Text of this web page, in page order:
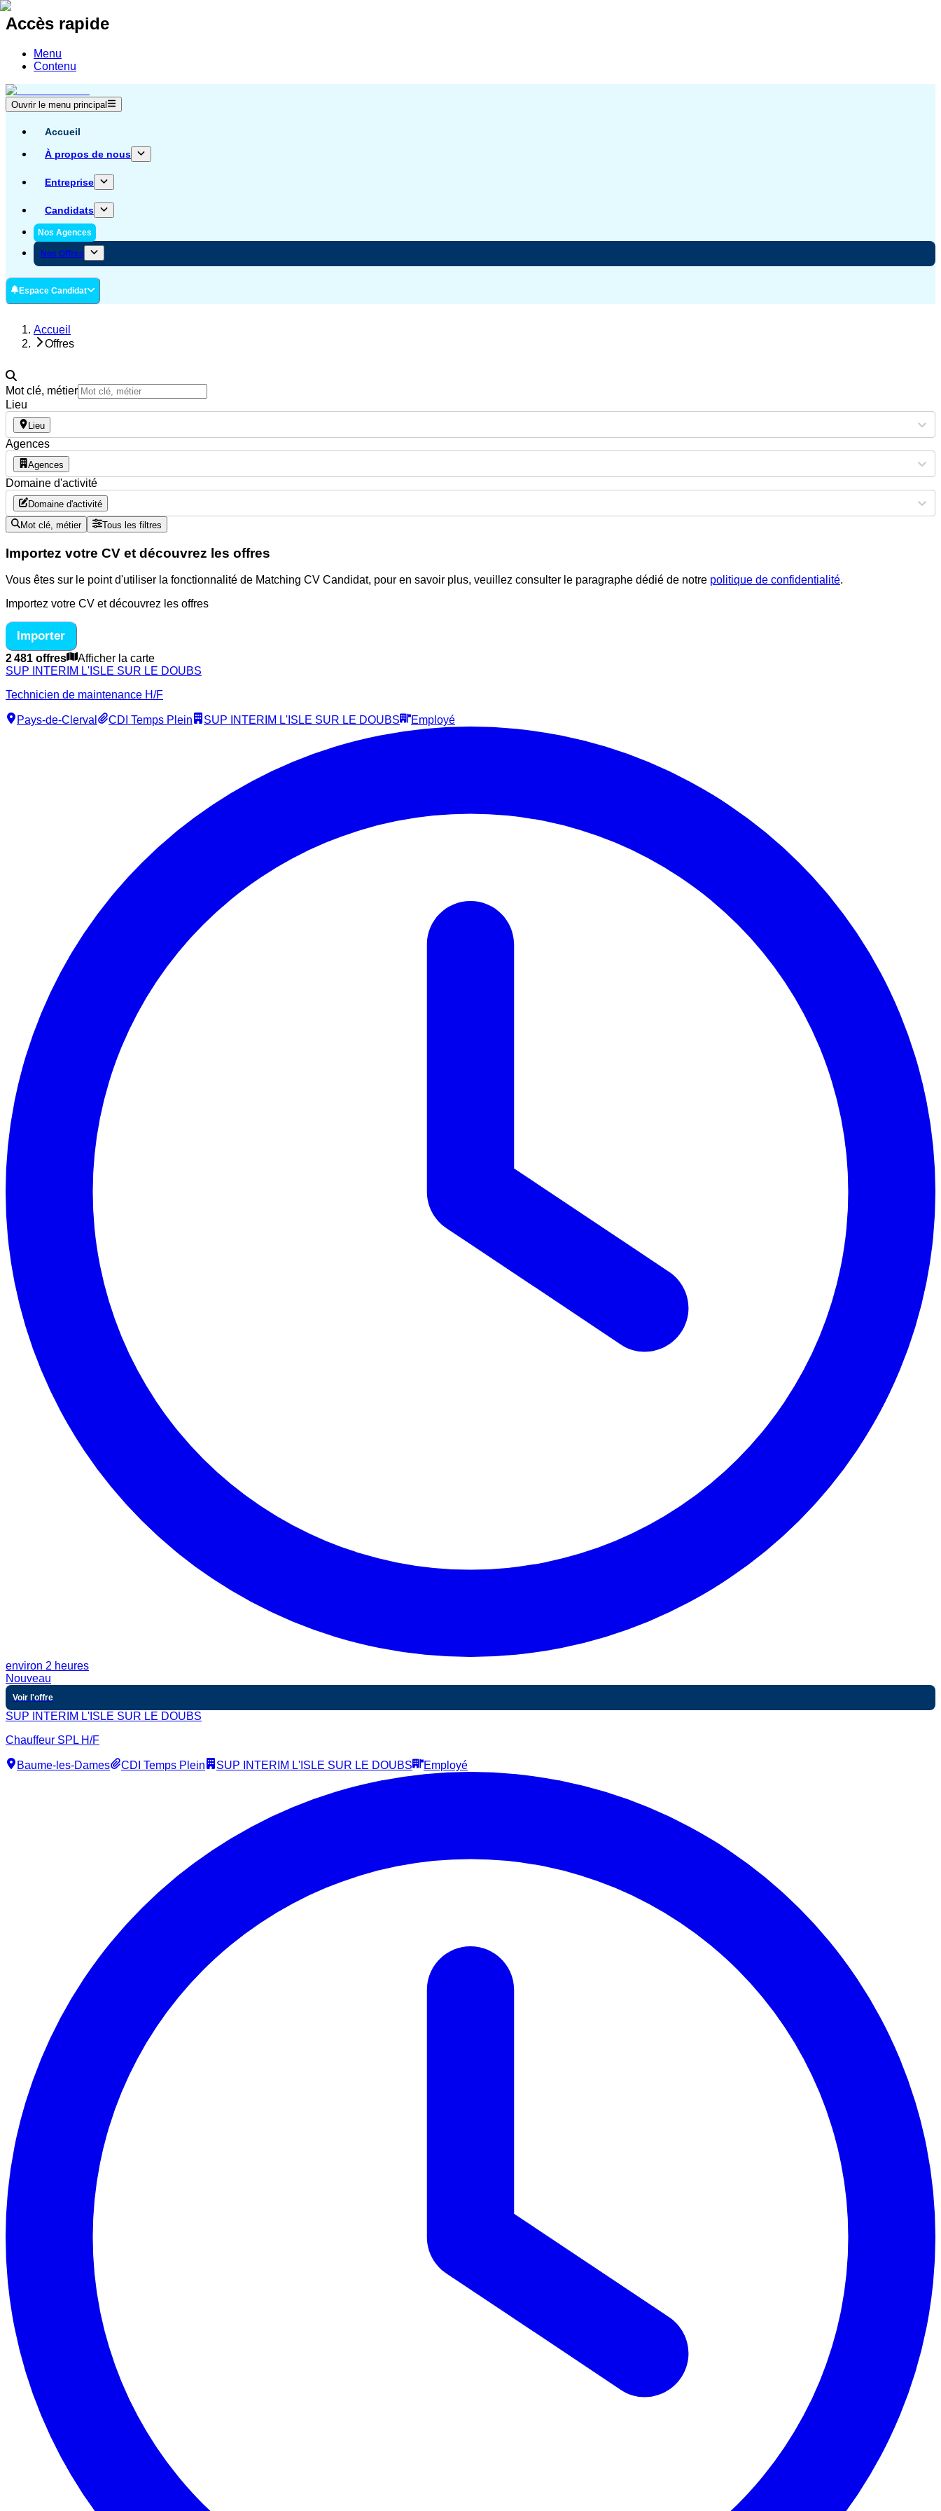
Accès rapide
Menu
Contenu
Ouvrir le menu principal
Accueil
À propos de nous
Entreprise
Candidats
Nos Agences
Nos Offres
Espace Candidat
Accueil
Offres
Mot clé, métier
Lieu
Lieu
Agences
Agences
Domaine d'activité
Domaine d'activité
Mot clé, métier Tous les filtres
Importez votre CV et découvrez les offres
Vous êtes sur le point d'utiliser la fonctionnalité de Matching CV Candidat, pour en savoir plus, veuillez consulter le paragraphe dédié de notre politique de confidentialité.
Importez votre CV et découvrez les offres
Importer
2 481 offres
Afficher la carte
SUP INTERIM L'ISLE SUR LE DOUBS
Technicien de maintenance H/F
Pays-de-Clerval CDI Temps Plein SUP INTERIM L'ISLE SUR LE DOUBS Employé
environ 2 heures
Nouveau
Voir l'offre
SUP INTERIM L'ISLE SUR LE DOUBS
Chauffeur SPL H/F
Baume-les-Dames CDI Temps Plein SUP INTERIM L'ISLE SUR LE DOUBS Employé